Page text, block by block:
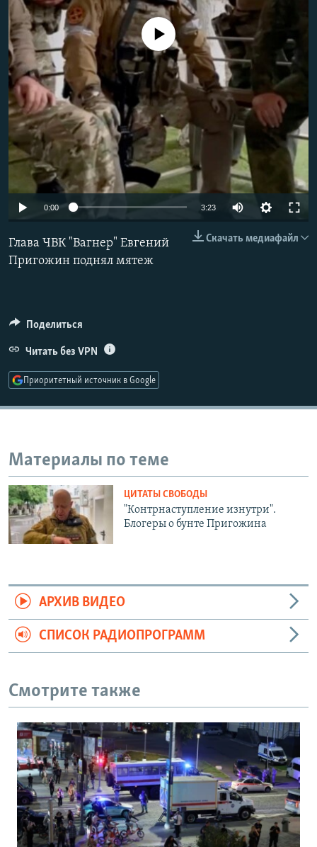
РАСПИСАНИЕ ВЕЩАНИЯ
ПОДПИШИТЕСЬ НА РАССЫЛКУ
СОЦИАЛЬНЫЕ СЕТИ
Все сайты РСЕ/РС
Auto 240p
No media source currently available
0:00 3:23
Скачать медиафайл
Глава ЧВК "Вагнер" Евгений
Пригожин поднял мятеж
Поделиться
Читать без VPN
Приоритетный источник в Google
Материалы по теме
ЦИТАТЫ СВОБОДЫ
"Контрнаступление изнутри".
Блогеры о бунте Пригожина
АРХИВ ВИДЕО
СПИСОК РАДИОПРОГРАММ
Смотрите также